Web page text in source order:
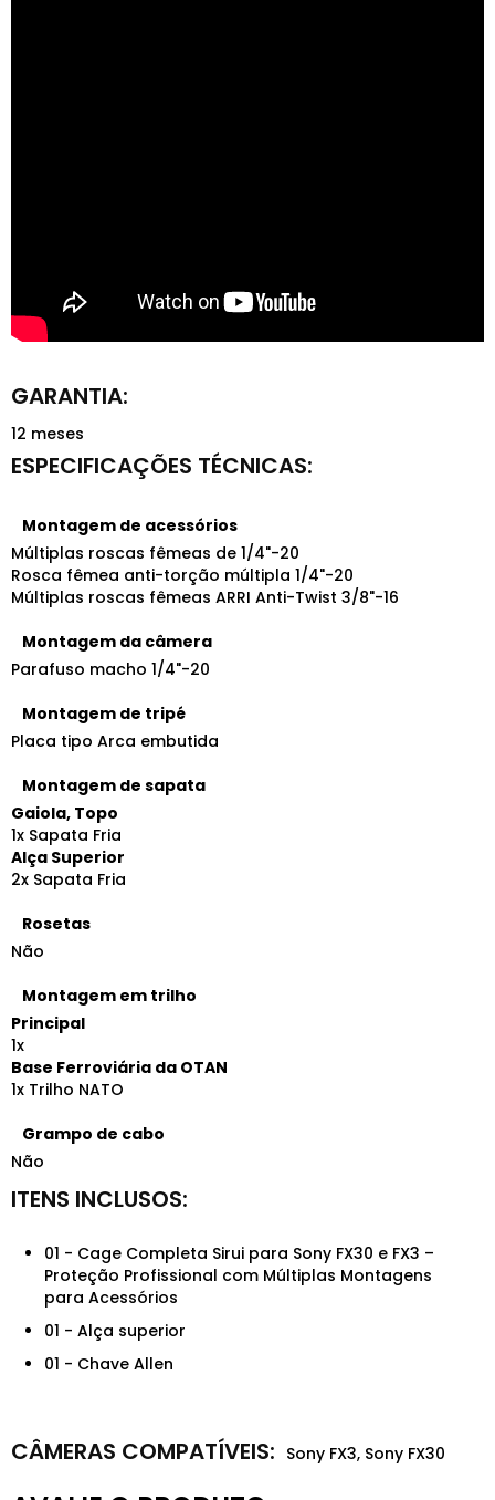
12 meses
Montagem de acessórios
Múltiplas roscas fêmeas de 1/4"-20
Rosca fêmea anti-torção múltipla 1/4"-20
Múltiplas roscas fêmeas ARRI Anti-Twist 3/8"-16
Montagem da câmera
Parafuso macho 1/4"-20
Montagem de tripé
Placa tipo Arca embutida
Montagem de sapata
Gaiola, Topo
1x Sapata Fria
Alça Superior
2x Sapata Fria
Rosetas
Não
Montagem em trilho
Principal
1x
Base Ferroviária da OTAN
1x Trilho NATO
Grampo de cabo
Não
01 - Cage Completa Sirui para Sony FX30 e FX3 –
Proteção Profissional com Múltiplas Montagens
para Acessórios
01 - Alça superior
01 - Chave Allen
Sony FX3, Sony FX30